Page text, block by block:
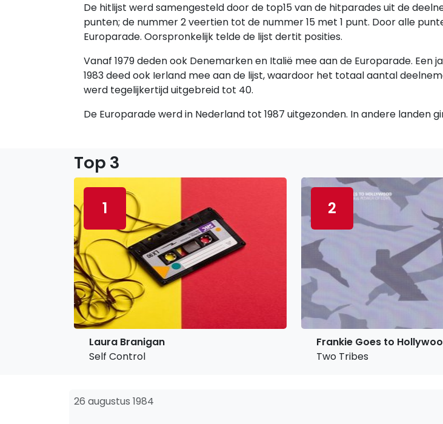
De hitlijst werd samengesteld door de top15 van de hitparades uit de
punten; de nummer 2 veertien tot de nummer 15 met 1 punt. Door alle
Europarade. Oorspronkelijk telde de lijst dertit posities.
Vanaf 1979 deden ook Denemarken en Italië mee aan de Europarade.
1983 deed ook Ierland mee aan de lijst, waardoor het totaal aantal
werd tegelijkertijd uitgebreid tot 40.
De Europarade werd in Nederland tot 1987 uitgezonden. In andere landen
Top 3
1
Laura Branigan
Self Control
2
Frankie Goes to
Two Tribes
26 augustus 1984